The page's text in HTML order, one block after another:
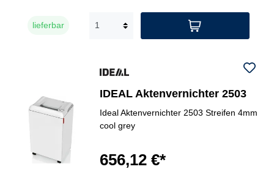
lieferbar
IDEAL Aktenvernichter 2503
Ideal Aktenvernichter 2503 Streifen 4mm
cool grey
656,12 €*